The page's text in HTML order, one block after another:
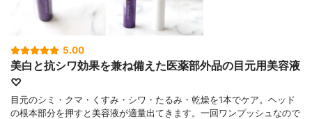
5.00
美白と抗シワ効果を兼ね備えた医薬部外品の目元用美容液
♡
目元のシミ・クマ・くすみ・シワ・たるみ・乾燥を1本でケア。ヘッド
の根本部分を押すと美容液が適量出てきます。一回ワンプッシュなので